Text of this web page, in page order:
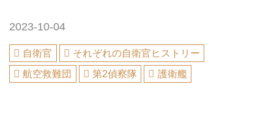
2023-10-04
自衛官
それぞれの自衛官ヒストリー
航空救難団
第2偵察隊 護衛艦